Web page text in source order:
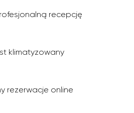
recepcję
klimatyzowany
rezerwacje online